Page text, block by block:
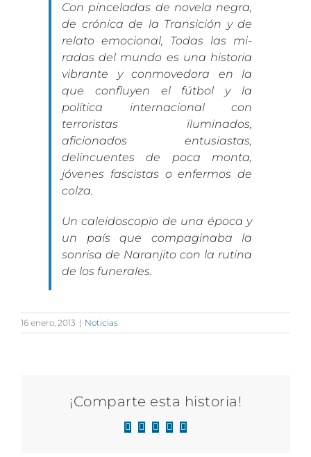
Con pinceladas de novela negra,
de crónica de la Transición y de
relato emocional, Todas las mi­
radas del mundo es una historia
vibrante y con­movedora en la
que confluyen el fútbol y la
política internacional con
terroristas iluminados,
aficionados entusiastas,
delincuentes de poca monta,
jóvenes fascistas o enfermos de
colza.
Un caleidoscopio de una época y
un país que compaginaba la
sonrisa de Naranjito con la rutina
de los funerales.
16 enero, 2013 | Noticias
¡Comparte esta historia!
Facebook
X LinkedIn
WhatsApp
Correo